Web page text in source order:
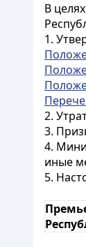
В
1.
2.
3.
4.
иные
5.